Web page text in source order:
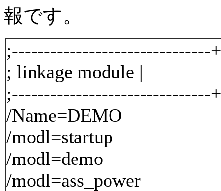
報です。
;-------------------------------+
; linkage module |
;-------------------------------+
/Name=DEMO
/modl=startup
/modl=demo
/modl=ass_power